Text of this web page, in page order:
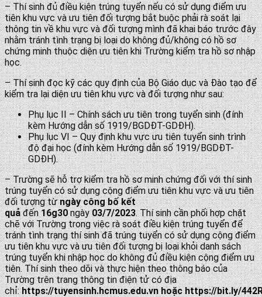
– Thí sinh đủ điều kiện trúng tuyển nếu có sử dụng điểm ưu
tiên khu vực và ưu tiên đối tượng bắt buộc phải rà soát lại
thông tin về khu vực và đối tượng mình đã khai báo trước đây
nhằm tránh tình trạng bị loại do không đủ/không có hồ sơ
chứng minh thuộc diện ưu tiên khi Trường kiểm tra hồ sơ nhập
học.
– Thí sinh đọc kỹ các quy định của Bộ Giáo dục và Đào tạo để
kiểm tra lại diện ưu tiên khu vực và đối tượng như sau:
Phụ lục II – Chính sách ưu tiên trong tuyển sinh (đính
kèm Hướng dẫn số 1919/BGDĐT-GDĐH).
Phụ lục VI – Quy định khu vực ưu tiên tuyển sinh trình
độ đại học (đính kèm Hướng dẫn số 1919/BGDĐT-
GDĐH).
– Trường sẽ hỗ trợ kiểm tra hồ sơ minh chứng đối với thí sinh
trúng tuyển có sử dụng cộng điểm ưu tiên khu vực và ưu tiên
đối tượng từngày công bố kết
quảđến16g30ngày03/7/2023. Thí sinh cần phối hợp chặt
chẽ với Trường trong việc rà soát điều kiện trúng tuyển để
tránh tình trạng thí sinh đã trúng tuyển có sử dụng cộng điểm
ưu tiên khu vực và ưu tiên đối tượng bị loại khỏi danh sách
trúng tuyển khi nhập học do không đủ điều kiện cộng điểm ưu
tiên. Thí sinh theo dõi và thực hiện theo thông báo của
Trường trên trang thông tin điện tử có địa
chỉ:https://tuyensinh.hcmus.edu.vn hoặc https://bit.ly/